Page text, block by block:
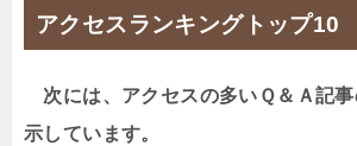
アクセスランキングトップ10
次には、アクセスの多いＱ＆Ａ記
示しています。